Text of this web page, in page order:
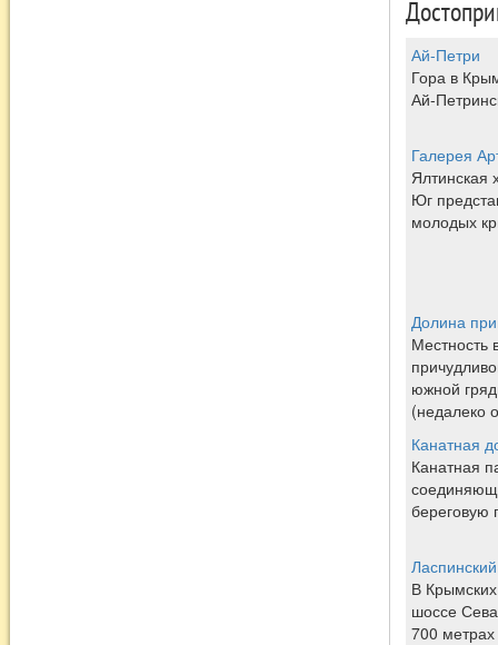
Ай-Петри
Гора в
Ай-
Галерея
Ялтинская
Юг
молодых
Долина
Местность
южной
(недалеко
Канатная
Канатная
береговую
В
шоссе
700